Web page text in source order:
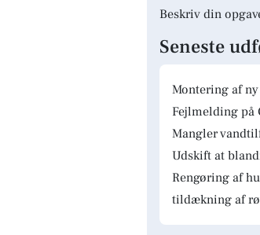
Beskriv din
Seneste
Montering af
Fejlmelding på
Mangler
Udskift at
Rengøring af
tildækning af